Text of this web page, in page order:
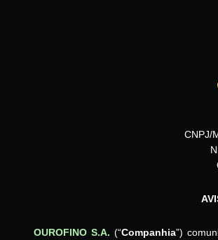
CNPJ/
OUROFINO S.A. (“Companhia”)